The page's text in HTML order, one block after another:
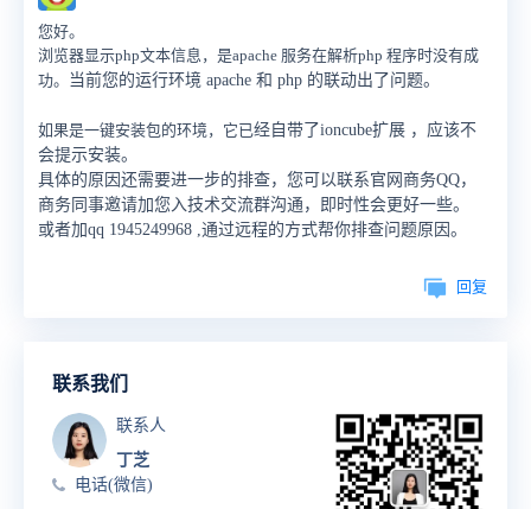
您好。
浏览器显示php文本信息，是apache 服务在解析php 程序时没有成
功。
当前您的运行环境 apache 和 php 的联动出了问题。
如果是一键安装包的环境，它已经自带了ioncube扩展 ，应该不
会提示安装。
具体的原因还需要进一步的排查，您可以联系官网商务QQ，
商务同事邀请加您入技术交流群沟通，即时性会更好一些。
或者加qq 1945249968 ,通过远程的方式帮你排查问题原因。
回复
联系我们
联系人
丁芝
电话(微信)